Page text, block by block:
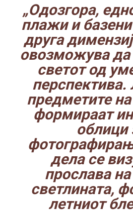
„Одозгора,
плажи и
друга
овозможува да
светот од
перспектива.
предметите
формираат
облици
дела се
прослава
светлината,
летниот